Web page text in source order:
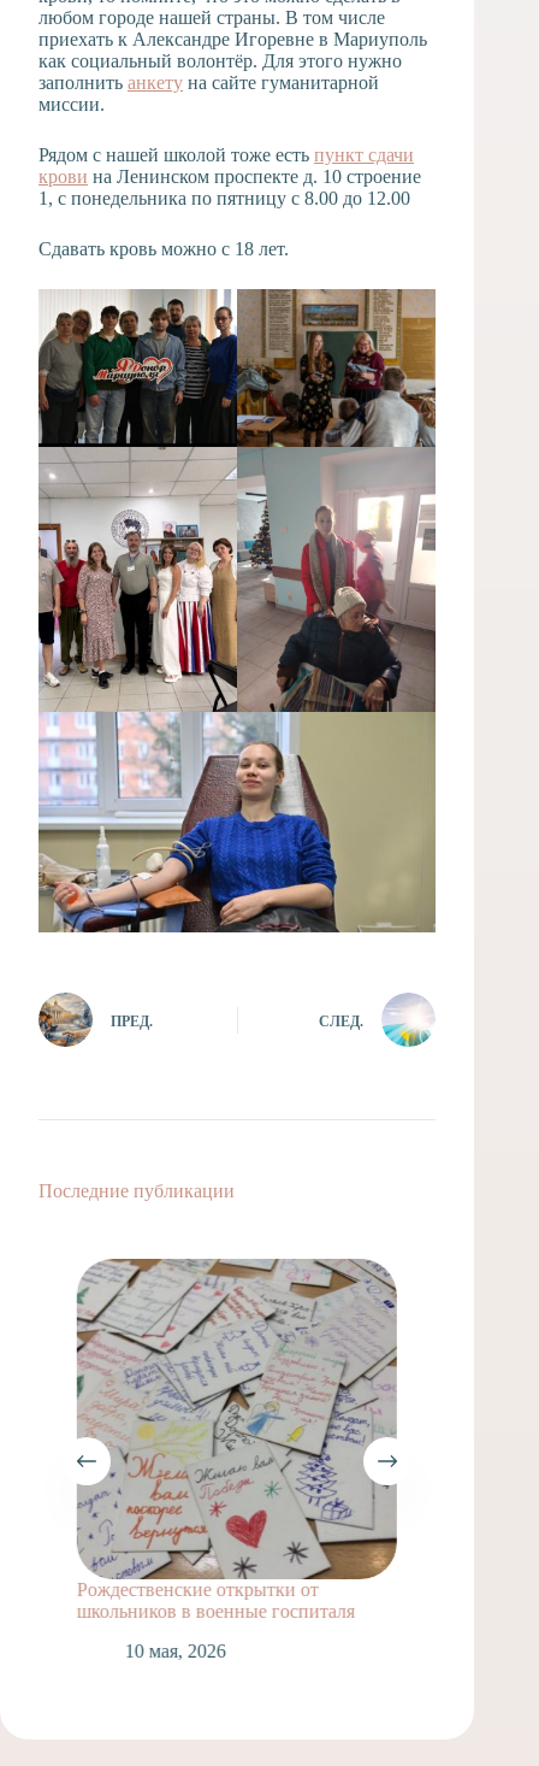
любом городе нашей страны. В том числе
приехать к Александре Игоревне в Мариуполь
как социальный волонтёр. Для этого нужно
заполнить анкету на сайте гуманитарной
миссии.
Рядом с нашей школой тоже есть пункт сдачи
крови на Ленинском проспекте д. 10 строение
1, с понедельника по пятницу с 8.00 до 12.00
Сдавать кровь можно с 18 лет.
ПРЕД. СЛЕД.
Последние публикации
Рождественские открытки от
школьников в военные госпиталя
10 мая, 2026